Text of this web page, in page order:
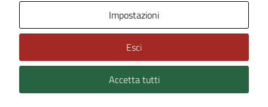
Technical Design s.r.l.
Impostazioni
Esci
Accetta tutti